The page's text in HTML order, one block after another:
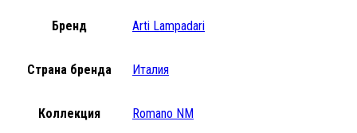
Бренд Arti Lampadari
Страна бренда Италия
Коллекция Romano NM